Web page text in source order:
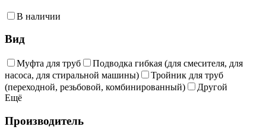
В наличии
Вид
Муфта для труб
Подводка гибкая (для смесителя, для
насоса, для стиральной машины)
Тройник для труб
(переходной, резьбовой, комбинированный)
Другой
Ещё
Производитель